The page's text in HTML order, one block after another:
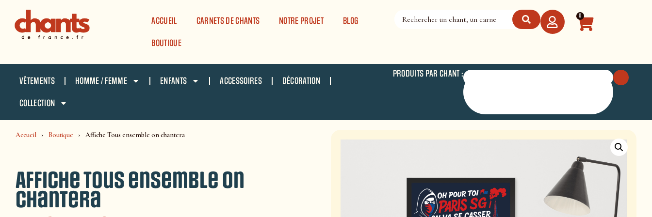
ACCUEIL
CARNETS DE CHANTS NOTRE PROJET BLOG
BOUTIQUE
0
VÊTEMENTS HOMME / FEMME ENFANTS ACCESSOIRES DÉCORATION
COLLECTION
PRODUITS PAR CHANT :
Accueil Boutique Affiche Tous ensemble on chantera
Affiche Tous ensemble on
chantera